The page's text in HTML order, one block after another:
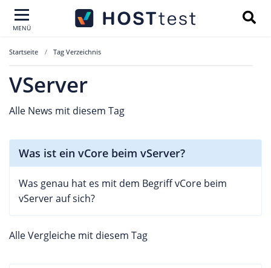
MENÜ
Startseite Tag Verzeichnis
VServer
Alle News mit diesem Tag
Was ist ein vCore beim vServer?
Was genau hat es mit dem Begriff vCore beim
vServer auf sich?
Alle Vergleiche mit diesem Tag